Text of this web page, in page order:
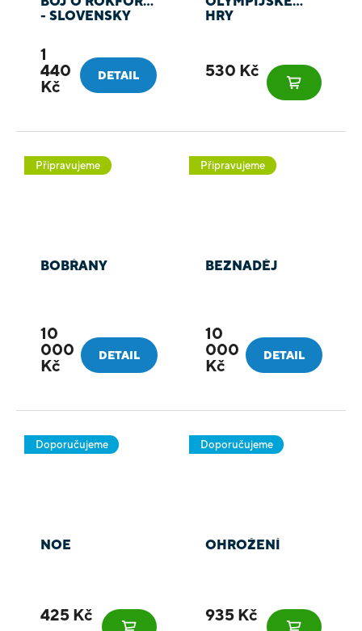
- SLOVENSKY
1
440
Kč
DETAIL
HRY
530 Kč
Připravujeme
BOBŘANY
10
000
Kč
DETAIL
Připravujeme
BEZNADĚJ
10
000
Kč
DETAIL
Doporučujeme
NOE
425 Kč
Doporučujeme
OHROŽENÍ
935 Kč